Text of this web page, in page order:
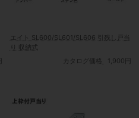
エイト SL600/SL601/SL606 引残し戸当
り 収納式
カタログ価格
1,900円